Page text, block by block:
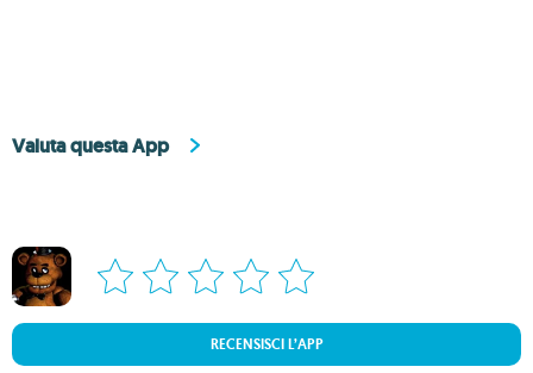
Valuta questa App
RECENSISCI L’APP